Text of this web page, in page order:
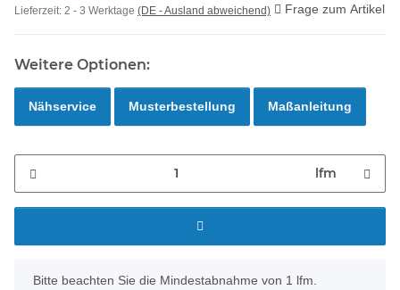
Lieferzeit: 2 - 3 Werktage (DE - Ausland abweichend) Frage zum Artikel
Weitere Optionen:
Nähservice Musterbestellung Maßanleitung
lfm
x
Bitte beachten Sie die Mindestabnahme von 1 lfm.